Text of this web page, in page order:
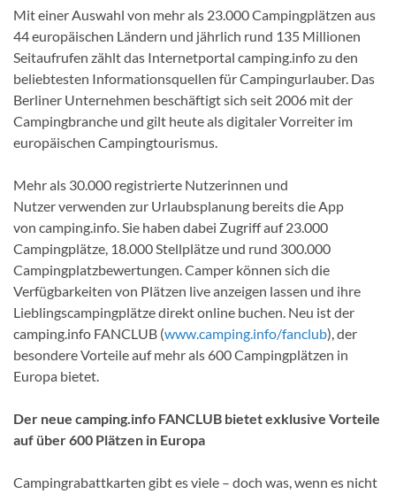
Mit einer Auswahl von mehr als 23.000 Campingplätzen aus
44 europäischen Ländern und jährlich rund 135 Millionen
Seitaufrufen zählt das Internetportal camping.info zu den
beliebtesten Informationsquellen für Campingurlauber. Das
Berliner Unternehmen beschäftigt sich seit 2006 mit der
Campingbranche und gilt heute als digitaler Vorreiter im
europäischen Campingtourismus.
Mehr als 30.000 registrierte Nutzerinnen und
Nutzer verwenden zur Urlaubsplanung bereits die App
von camping.info. Sie haben dabei Zugriff auf 23.000
Campingplätze, 18.000 Stellplätze und rund 300.000
Campingplatzbewertungen. Camper können sich die
Verfügbarkeiten von Plätzen live anzeigen lassen und ihre
Lieblingscampingplätze direkt online buchen. Neu ist der
camping.info FANCLUB (www.camping.info/fanclub), der
besondere Vorteile auf mehr als 600 Campingplätzen in
Europa bietet.
Der neue camping.info FANCLUB bietet exklusive Vorteile
auf über 600 Plätzen in Europa
Campingrabattkarten gibt es viele – doch was, wenn es nicht